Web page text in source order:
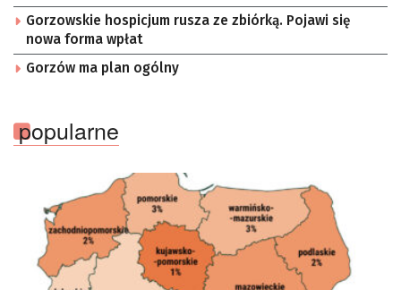
Gorzowskie hospicjum rusza ze zbiórką. Pojawi się
nowa forma wpłat
Gorzów ma plan ogólny
popularne